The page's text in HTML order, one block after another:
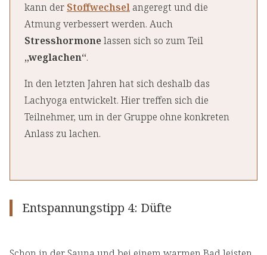
kann der Stoffwechsel angeregt und die
Atmung verbessert werden. Auch
Stresshormonelassen sich so zum Teil
„weglachen“.
In den letzten Jahren hat sich deshalb das
Lachyoga entwickelt. Hier treffen sich die
Teilnehmer, um in der Gruppe ohne konkreten
Anlass zu lachen.
Entspannungstipp 4: Düfte